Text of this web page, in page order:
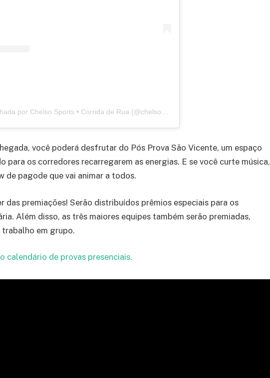
Uma publicação compartilhada por Chelso Sports • Corrida de Rua (@chelsosports)
você poderá desfrutar do Pós Prova São Vicente, um espaço
para os corredores recarregarem as energias. E se você curte música,
de pagode que vai animar a todos.
das premiações! Serão distribuídos prêmios especiais para os
Além disso, as três maiores equipes também serão premiadas,
trabalho em grupo.
calendário de provas presenciais.